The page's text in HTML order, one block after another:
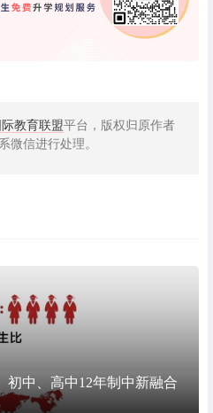
际教育联盟平台，版权归原作者
微信进行处理。
初中、高中12年制中新融合